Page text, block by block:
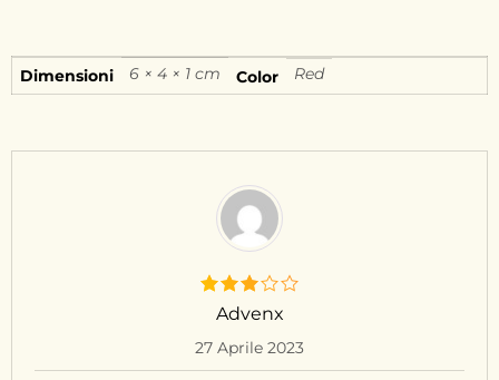
Dimensioni 6 × 4 × 1 cm Color Red
Advenx
27 Aprile 2023